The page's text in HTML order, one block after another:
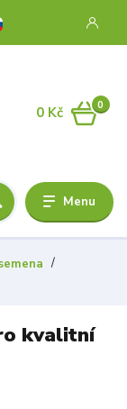
Menu
0
0 Kč
kvalitní